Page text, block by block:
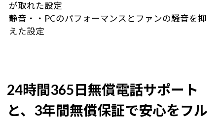
が取れた設定
静音・・PCのパフォーマンスとファンの騒音を抑
えた設定
24時間365日無償電話サポート
と、3年間無償保証で安心をフル